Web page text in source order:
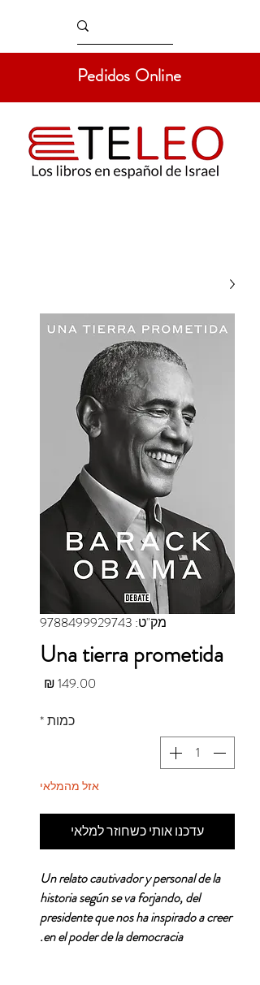
Pedidos Online
מק"ט: 9788499929743
Una tierra prometida
כמות*
אזל מהמלאי
עדכנו אותי כשחוזר למלאי
Un relato cautivador y personal de la
historia según se va forjando, del
presidente que nos ha inspirado a creer
en el poder de la democracia.